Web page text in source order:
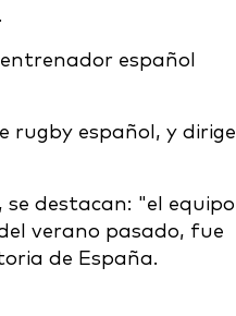
español
rugby español, y dirige
destacan: "el equipo
verano pasado, fue
de España.